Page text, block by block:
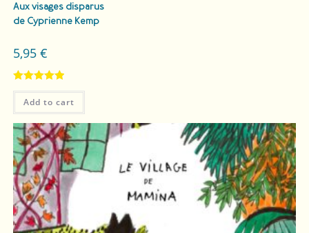
Aux visages disparus
de Cyprienne Kemp
5,95 €
Rated5.00
out of 5
Add to cart